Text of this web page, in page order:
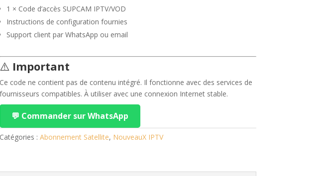
1 × Code d’accès SUPCAM IPTV/VOD
Instructions de configuration fournies
Support client par WhatsApp ou email
⚠️ Important
Ce code ne contient pas de contenu intégré. Il fonctionne avec des services de
fournisseurs compatibles. À utiliser avec une connexion Internet stable.
💬 Commander sur WhatsApp
Catégories : Abonnement Satellite, NouveauX IPTV